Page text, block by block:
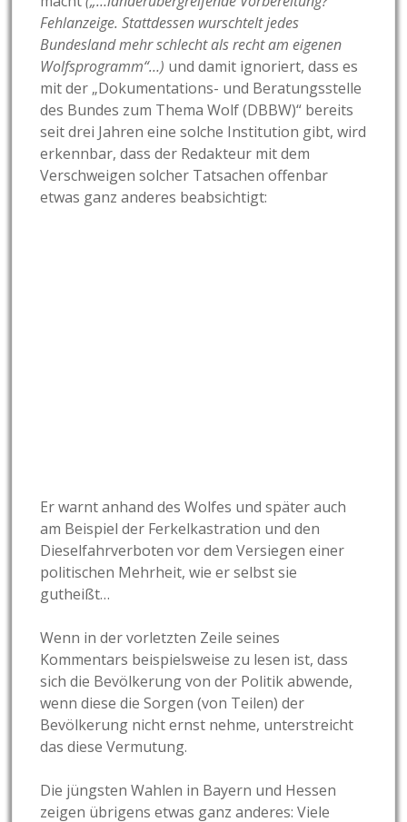
Fehlanzeige. Stattdessen wurschtelt jedes
Bundesland mehr schlecht als recht am eigenen
Wolfsprogramm“…) und damit ignoriert, dass es
mit der „Dokumentations- und Beratungsstelle
des Bundes zum Thema Wolf (DBBW)“ bereits
seit drei Jahren eine solche Institution gibt, wird
erkennbar, dass der Redakteur mit dem
Verschweigen solcher Tatsachen offenbar
etwas ganz anderes beabsichtigt:
Er warnt anhand des Wolfes und später auch
am Beispiel der Ferkelkastration und den
Dieselfahrverboten vor dem Versiegen einer
politischen Mehrheit, wie er selbst sie
gutheißt…
Wenn in der vorletzten Zeile seines
Kommentars beispielsweise zu lesen ist, dass
sich die Bevölkerung von der Politik abwende,
wenn diese die Sorgen (von Teilen) der
Bevölkerung nicht ernst nehme, unterstreicht
das diese Vermutung.
Die jüngsten Wahlen in Bayern und Hessen
zeigen übrigens etwas ganz anderes: Viele